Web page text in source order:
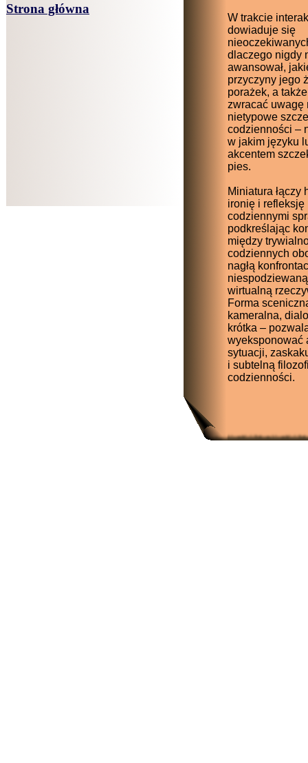
Strona główna
W trakcie
dowiaduje się
dlaczego nigdy
awansował,
przyczyny jego
porażek, a
zwracać uwagę
nietypowe
codzienności –
w jakim języku
akcentem
pies.
Miniatura łączy
ironię i refleksję
codziennymi
podkreślając
między
codziennych
nagłą
niespodziewaną
wirtualną
Forma
kameralna,
krótka –
wyeksponować
sytuacji,
i subtelną
codzienności.